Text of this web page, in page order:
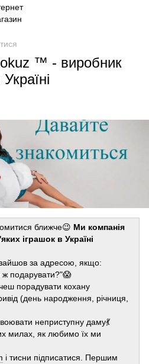
™ - виробник
ближче😉 Ми компанія
іграшок в Україні
за адресою, якщо:
ж подарувати?"😱
порадувати кохану
(день народження, річниця,
неприступну даму💃
милах, як любимо їх ми
і тисни підписатися. Першим